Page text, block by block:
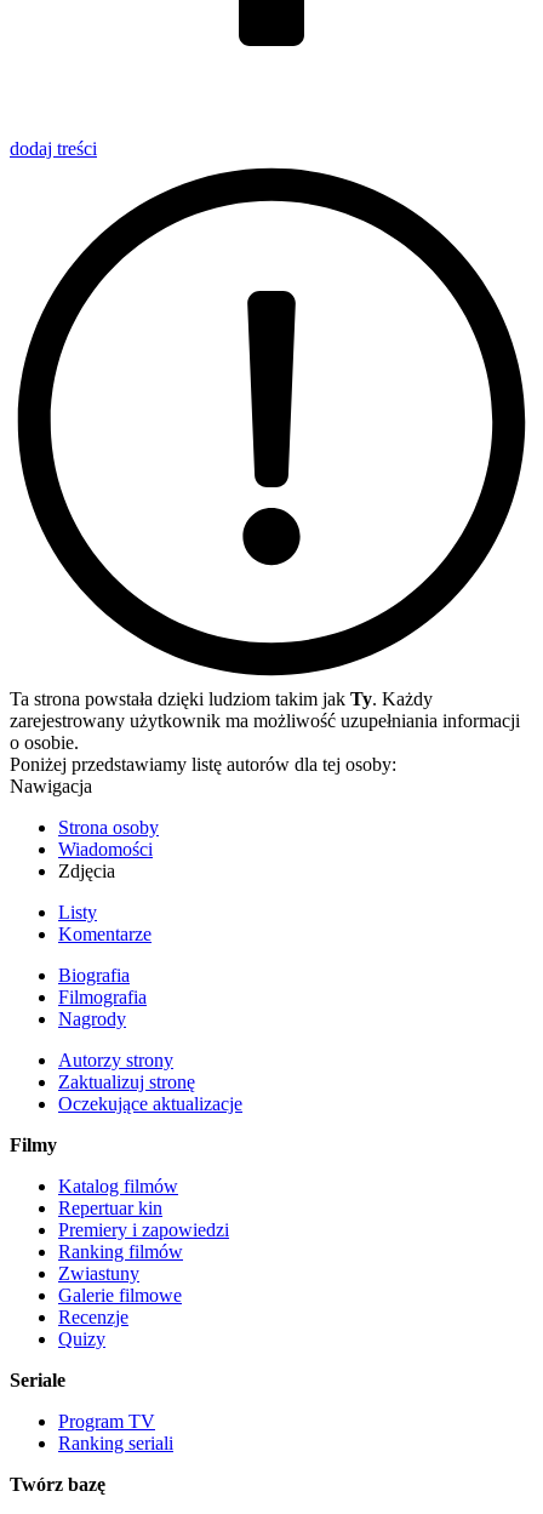
dodaj treści
Ta strona powstała dzięki ludziom takim jak Ty. Każdy
zarejestrowany użytkownik ma możliwość uzupełniania informacji
o osobie.
Poniżej przedstawiamy listę autorów dla tej osoby:
Nawigacja
Strona osoby
Wiadomości
Zdjęcia
Listy
Komentarze
Biografia
Filmografia
Nagrody
Autorzy strony
Zaktualizuj stronę
Oczekujące aktualizacje
Filmy
Katalog filmów
Repertuar kin
Premiery i zapowiedzi
Ranking filmów
Zwiastuny
Galerie filmowe
Recenzje
Quizy
Seriale
Program TV
Ranking seriali
Twórz bazę